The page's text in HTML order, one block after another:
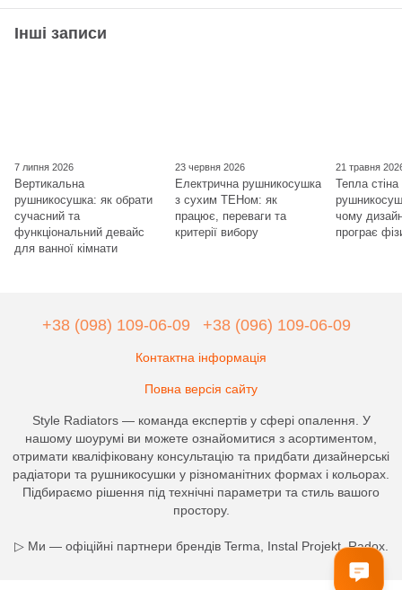
Інші записи
7 липня 2026
Вертикальна
рушникосушка: як обрати
сучасний та
функціональний девайс
для ванної кімнати
23 червня 2026
Електрична рушникосушка
з сухим ТЕНом: як
працює, переваги та
критерії вибору
21 травня
Тепла стіна
чому
програє
+38 (098) 109-06-09 +38 (096) 109-06-09
Контактна інформація
Повна версія сайту
Style Radiators — команда експертів у сфері опалення. У
нашому шоурумі ви можете ознайомитися з асортиментом,
отримати кваліфіковану консультацію та придбати дизайнерські
радіатори та рушникосушки у різноманітних формах і кольорах.
Підбираємо рішення під технічні параметри та стиль вашого
простору.
▷ Ми — офіційні партнери брендів Terma, Instal Projekt, Radox.